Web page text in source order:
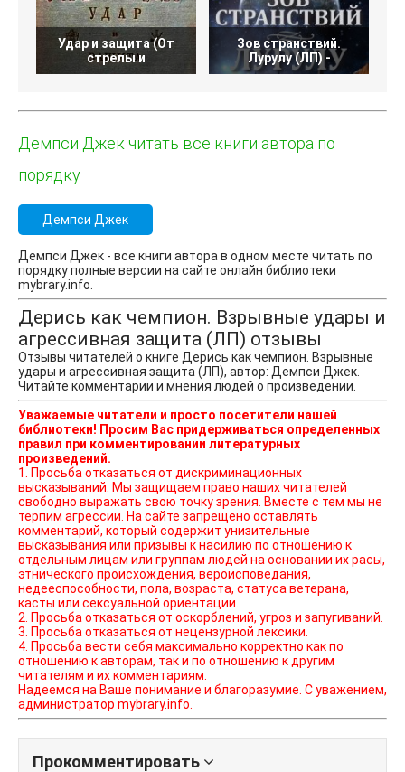
Удар и защита (От
стрелы и
Зов странствий.
Лурулу (ЛП) -
Демпси Джек читать все книги автора по
порядку
Демпси Джек
Демпси Джек - все книги автора в одном месте читать по
порядку полные версии на сайте онлайн библиотеки
mybrary.info.
Дерись как чемпион. Взрывные удары и
агрессивная защита (ЛП) отзывы
Отзывы читателей о книге Дерись как чемпион. Взрывные
удары и агрессивная защита (ЛП), автор: Демпси Джек.
Читайте комментарии и мнения людей о произведении.
Уважаемые читатели и просто посетители нашей
библиотеки! Просим Вас придерживаться определенных
правил при комментировании литературных
произведений.
1. Просьба отказаться от дискриминационных
высказываний. Мы защищаем право наших читателей
свободно выражать свою точку зрения. Вместе с тем мы не
терпим агрессии. На сайте запрещено оставлять
комментарий, который содержит унизительные
высказывания или призывы к насилию по отношению к
отдельным лицам или группам людей на основании их расы,
этнического происхождения, вероисповедания,
недееспособности, пола, возраста, статуса ветерана,
касты или сексуальной ориентации.
2. Просьба отказаться от оскорблений, угроз и запугиваний.
3. Просьба отказаться от нецензурной лексики.
4. Просьба вести себя максимально корректно как по
отношению к авторам, так и по отношению к другим
читателям и их комментариям.
Надеемся на Ваше понимание и благоразумие. С уважением,
администратор mybrary.info.
Прокомментировать